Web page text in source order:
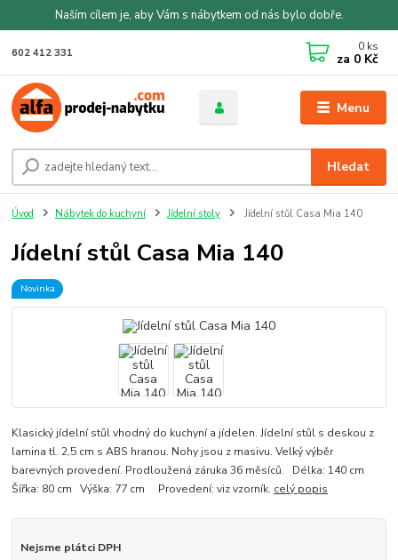
Naším cílem je, aby Vám s nábytkem od nás bylo dobře.
Menu
Hledat
602 412 331 0 ks
za 0 Kč
Úvod Nábytek do kuchyní Jídelní stoly Jídelní stůl Casa Mia 140
Jídelní stůl Casa Mia 140
Novinka
Klasický jídelní stůl vhodný do kuchyní a jídelen. Jídelní stůl s deskou z
lamina tl. 2,5 cm s ABS hranou. Nohy jsou z masivu. Velký výběr
barevných provedení. Prodloužená záruka 36 měsíců. Délka: 140 cm
Šířka: 80 cm Výška: 77 cm Provedení: viz vzorník. celý popis
Nejsme plátci DPH